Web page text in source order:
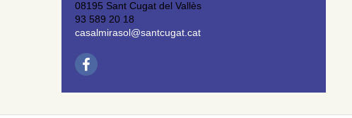
08195 Sant Cugat del Vallès
93 589 20 18
casalmirasol@santcugat.cat